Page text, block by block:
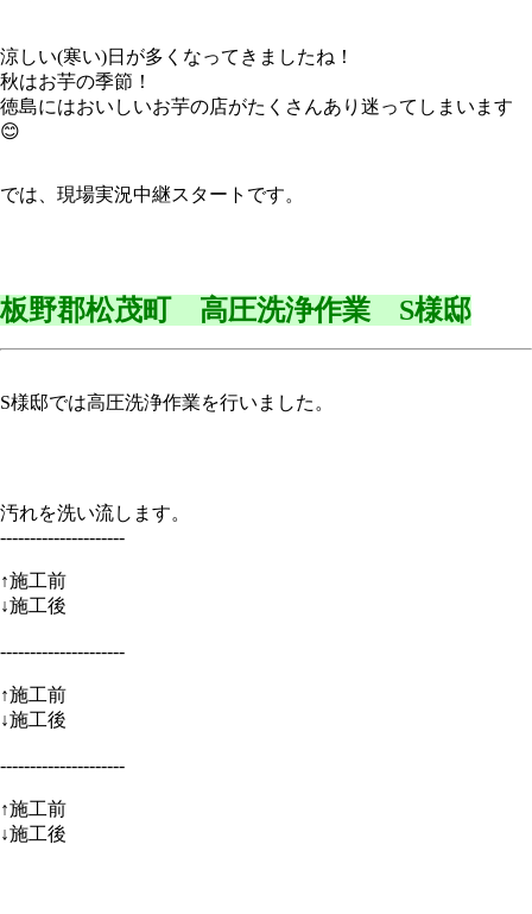
涼しい(寒い)日が多くなってきましたね！
秋はお芋の季節！
徳島にはおいしいお芋の店がたくさんあり迷ってしまいます
😊
では、現場実況中継スタートです。
板野郡松茂町 高圧洗浄作業 S様邸
S様邸では高圧洗浄作業を行いました。
汚れを洗い流します。
---------------------
↑施工前
↓施工後
---------------------
↑施工前
↓施工後
---------------------
↑施工前
↓施工後